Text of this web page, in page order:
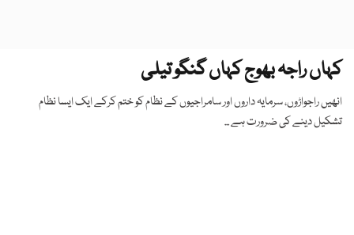
کہاں راجہ بھوج کہاں گنگو تیلی
انھیں راجواڑوں، سرمایہ داروں اور سامراجیوں کے نظام کو ختم کرکے ایک ایسا نظام
تشکیل دینے کی ضرورت ہے ...